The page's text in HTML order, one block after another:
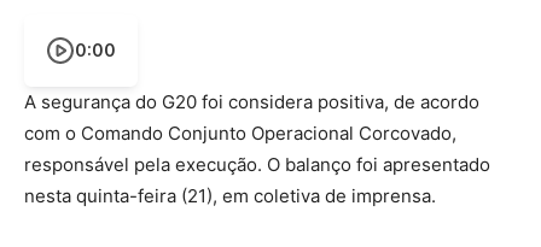
0:00
A segurança do G20 foi considera positiva, de acordo
com o Comando Conjunto Operacional Corcovado,
responsável pela execução. O balanço foi apresentado
nesta quinta-feira (21), em coletiva de imprensa.